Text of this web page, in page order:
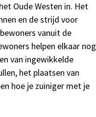
Oude Westen in. Het
en de strijd voor
vanuit de
helpen elkaar nog
van ingewikkelde
het plaatsen van
hoe je zuiniger met je